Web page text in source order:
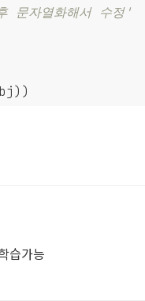
자열화해서 수정'
습가능